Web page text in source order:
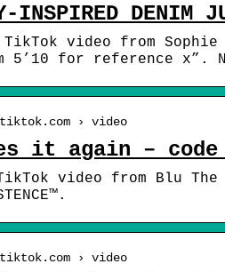
INSPIRED
video from
5’10 for reference
› video
it again –
video from Blu
› video